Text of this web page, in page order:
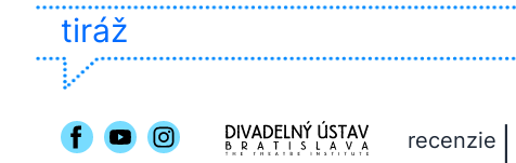
tiráž
recenzie